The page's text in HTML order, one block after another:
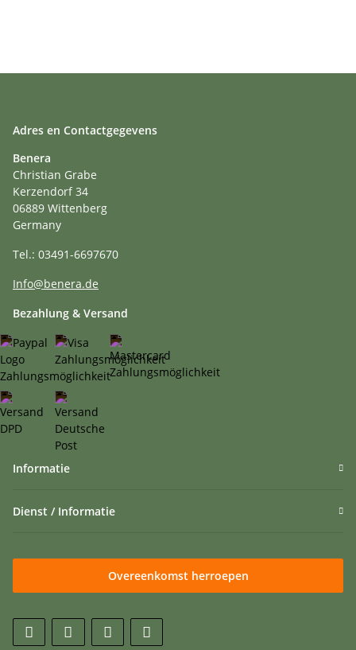
Adres en Contactgegevens
Benera
Christian Grabe
Kerzendorf 34
06889 Wittenberg
Germany
Tel.: 03491-6697670
Info@benera.de
Bezahlung & Versand
Informatie
Dienst / Informatie
Overeenkomst herroepen